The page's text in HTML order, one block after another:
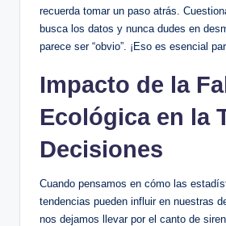
recuerda tomar un paso atrás.
busca los datos y nunca dudes en
parece ser “obvio”. ¡Eso es esencial
Impacto de la
Ecológica en la
Decisiones
Cuando pensamos en cómo las
tendencias pueden influir en nuestras
nos dejamos llevar por el canto de